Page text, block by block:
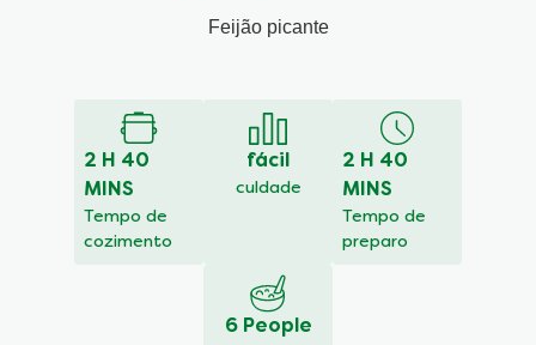
Feijão picante
2 H 40
MINS
Tempo de
cozimento
fácil
culdade
2 H 40
MINS
Tempo de
preparo
6 People